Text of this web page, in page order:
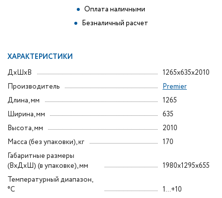
Оплата наличными
Безналичный расчет
ХАРАКТЕРИСТИКИ
ДxШxВ
1265x635x2010
Производитель
Premier
Длина, мм
1265
Ширина, мм
635
Высота, мм
2010
Масса (без упаковки), кг
170
Габаритные размеры
(ВxДxШ) (в упаковке), мм
1980x1295x655
Температурный диапазон,
°C
1...+10